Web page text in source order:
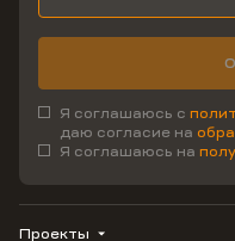
Я соглашаюсь с
даю согласие на
Я соглашаюсь на
Проекты